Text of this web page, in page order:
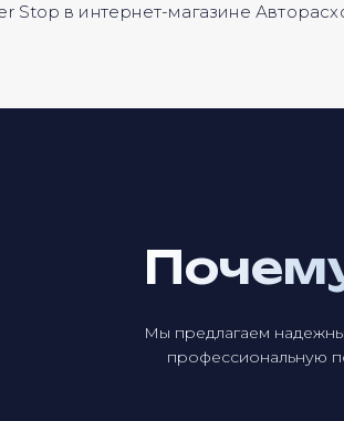
Stop в интернет-магазине
Мы предлагаем
профессиональную